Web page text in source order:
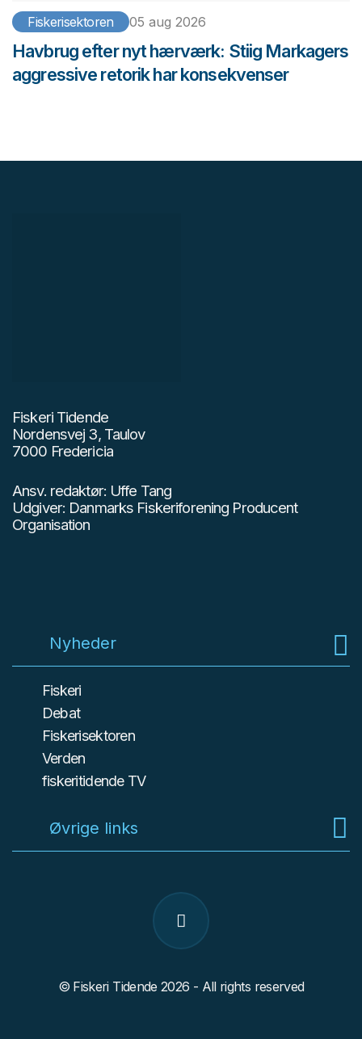
Fiskerisektoren 05 aug 2026
Havbrug efter nyt hærværk: Stiig Markagers
aggressive retorik har konsekvenser
Fiskeri Tidende
Nordensvej 3, Taulov
7000 Fredericia
Ansv. redaktør: Uffe Tang
Udgiver: Danmarks Fiskeriforening Producent
Organisation
Nyheder
Fiskeri
Debat
Fiskerisektoren
Verden
fiskeritidende TV
Øvrige links
© Fiskeri Tidende 2026 - All rights reserved